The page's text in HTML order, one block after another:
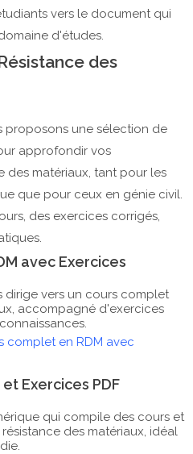
vers le document qui
d'études.
des
proposons une sélection de
approfondir vos
des matériaux, tant pour les
que pour ceux en génie civil.
des exercices corrigés,
avec Exercices
dirige vers un cours complet
accompagné d'exercices
complet en RDM avec
Exercices PDF
qui compile des cours et
des matériaux, idéal